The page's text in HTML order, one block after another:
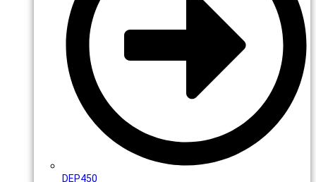
DEP450